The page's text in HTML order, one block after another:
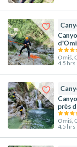
Omiš,
4.5 hrs
près
Omiš,
4.5 hrs